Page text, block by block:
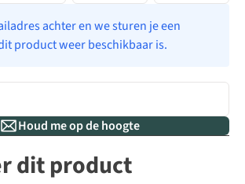
achter en we sturen je een
product weer beschikbaar is.
Houd me op de hoogte
dit product